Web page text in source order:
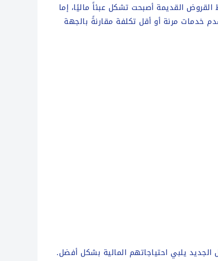
القديمة أصبحت تشكل عبئاً ماليًا، إما
خدمات مرنة أو أقل تكلفة مقارنةً بالجهة
الجديد يلبي احتياجاتهم المالية بشكل أفضل.